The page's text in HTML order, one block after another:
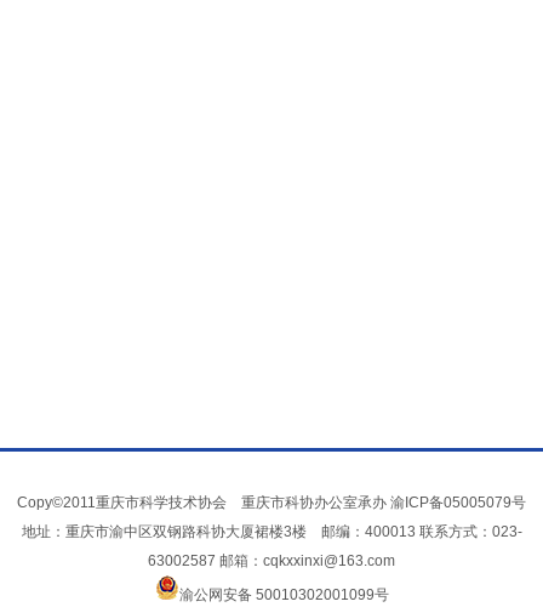
Copy©2011重庆市科学技术协会 重庆市科协办公室承办 渝ICP备05005079号
地址：重庆市渝中区双钢路科协大厦裙楼3楼 邮编：400013 联系方式：023-
63002587 邮箱：cqkxxinxi@163.com
渝公网安备 50010302001099号